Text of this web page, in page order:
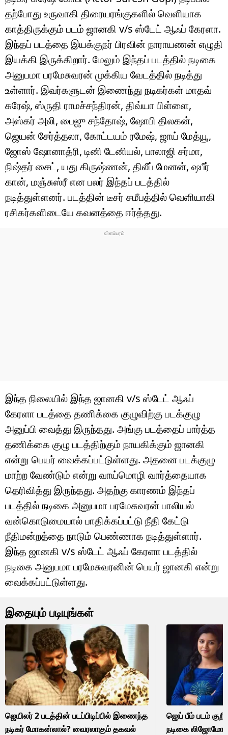
தற்போது உருவாகி திரையரங்குகளில் வெளியாக
காத்திருக்கும் படம் ஜானகி v/s ஸ்டேட் ஆஃப் கேரளா.
இந்தப் படத்தை இயக்குநர் பிரவின் நாராயணன் எழுதி
இயக்கி இருக்கிறார். மேலும் இந்தப் படத்தில் நடிகை
அனுபமா பரமேசுவரன் முக்கிய வேடத்தில் நடித்து
உள்ளார். இவர்களுடன் இணைந்து நடிகர்கள் மாதவ்
சுரேஷ், ஸ்ருதி ராமச்சந்திரன், திவ்யா பிள்ளை,
அஸ்கர் அலி, பைஜு சந்தோஷ், ஷோபி திலகன்,
ஜெயன் சேர்த்தலா, கோட்டயம் ரமேஷ், ஜாய் மேத்யூ,
ஜோஸ் ஷோனாத்ரி, டினி டேனியல், பாலாஜி சர்மா,
நிஷ்தர் சைட், யது கிருஷ்ணன், திலீப் மேனன், ஷபீர்
கான், மஞ்சுஸ்ரீ என பலர் இந்தப் படத்தில்
நடித்துள்ளனர். படத்தின் டீசர் சமீபத்தில் வெளியாகி
ரசிகர்களிடையே கவனத்தை ஈர்த்தது.
இந்த நிலையில் இந்த ஜானகி v/s ஸ்டேட் ஆஃப்
கேரளா படத்தை தணிக்கை குழுவிற்கு படக்குழு
அனுப்பி வைத்து இருந்தது. அங்கு படத்தைப் பார்த்த
தணிக்கை குழு படத்திற்கும் நாயகிக்கும் ஜானகி
என்று பெயர் வைக்கப்பட்டுள்ளது. அதனை படக்குழு
மாற்ற வேண்டும் என்று வாய்மொழி வார்த்தையாக
தெரிவித்து இருந்தது. அதற்கு காரணம் இந்தப்
படத்தில் நடிகை அனுபமா பரமேசுவரன் பாலியல்
வன்கொடுமையால் பாதிக்கப்பட்டு நீதி கேட்டு
நீதிமன்றத்தை நாடும் பெண்ணாக நடித்துள்ளார்.
இந்த ஜானகி v/s ஸ்டேட் ஆஃப் கேரளா படத்தில்
நடிகை அனுபமா பரமேசுவரனின் பெயர் ஜானகி என்று
வைக்கப்பட்டுள்ளது.
இதையும் படியுங்கள்
ஜெயிலர் 2 படத்தின் படப்பிடிப்பில் இணைந்த
நடிகர் மோகன்லால்? வைரலாகும் தகவல்
ஜெய் பீம் படம்
நடிகை